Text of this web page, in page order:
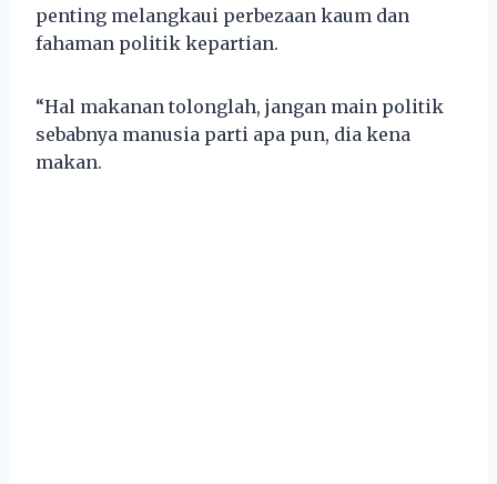
penting melangkaui perbezaan kaum dan
fahaman politik kepartian.
“Hal makanan tolonglah, jangan main politik
sebabnya manusia parti apa pun, dia kena
makan.